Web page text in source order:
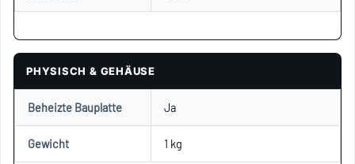
PHYSISCH & GEHÄUSE
Beheizte Bauplatte Ja
Gewicht 1 kg